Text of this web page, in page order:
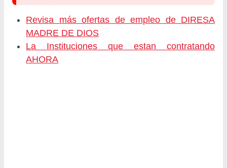
Revisa más ofertas de empleo de DIRESA
MADRE DE DIOS
La Instituciones que estan contratando
AHORA